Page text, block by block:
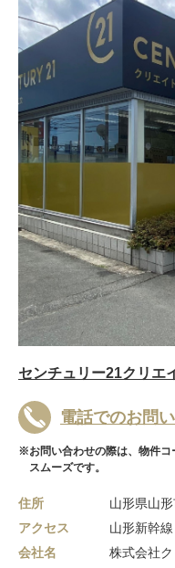
センチュリー21クリエ
電話でのお問
※お問い合わせの際は、物件コ
スムーズです。
住所
山形県山
アクセス
山形新幹
会社名
株式会社